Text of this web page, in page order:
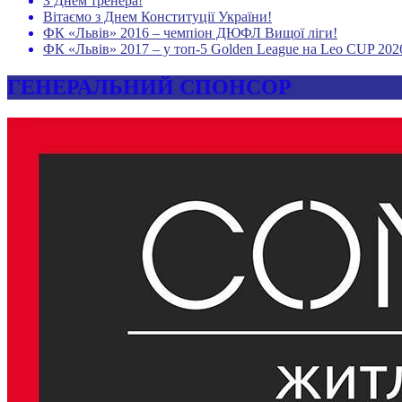
Вітаємо з Днем Конституції України!
ФК «Львів» 2016 – чемпіон ДЮФЛ Вищої ліги!
ФК «Львів» 2017 – у топ-5 Golden League на Leo CUP
ГЕНЕРАЛЬНИЙ СПОНСОР